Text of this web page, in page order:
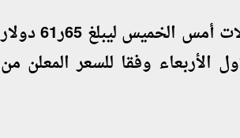
ارتفع سعر برميل النفط الكويتي 11 سنتا في تداولات أمس الخميس ليبلغ 65ر61 دولار
الاول الأربعاء وفقا للسعر المعلن من